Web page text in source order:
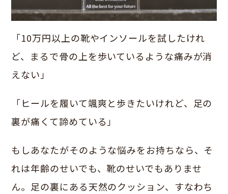
「10万円以上の靴やインソールを試したけれ
ど、まるで骨の上を歩いているような痛みが消
えない」
「ヒールを履いて颯爽と歩きたいけれど、足の
裏が痛くて諦めている」
もしあなたがそのような悩みをお持ちなら、そ
れは年齢のせいでも、靴のせいでもありませ
ん。足の裏にある天然のクッション、すなわち